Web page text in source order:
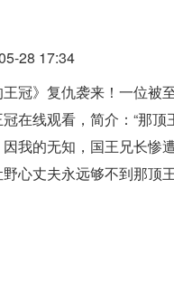
28 17:34
冠》复仇袭来！一位被
在线观看，简介：“那
我的无知，国王兄长惨
心丈夫永远够不到那顶
，你们未灭，我绝不放手